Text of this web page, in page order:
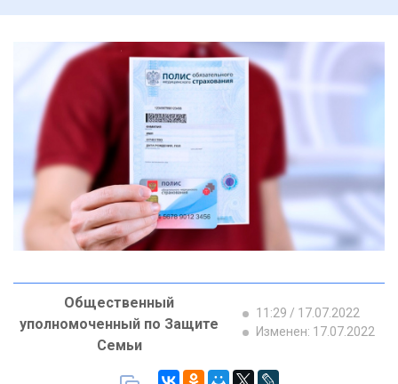
Общественный
уполномоченный по Защите
Семьи
11:29 / 17.07.2022
Изменен: 17.07.2022